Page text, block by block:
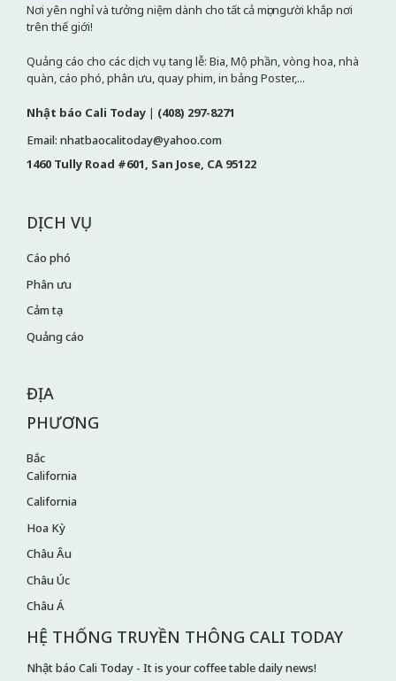
Nơi yên nghỉ và tưởng niệm dành cho tất cả mọi người khắp nơi
trên thế giới!
Quảng cáo cho các dịch vụ tang lễ: Bia, Mộ phần, vòng hoa, nhà
quàn, cáo phó, phân ưu, quay phim, in bảng Poster,...
Nhật báo Cali Today | (408) 297-8271
Email: nhatbaocalitoday@yahoo.com
1460 Tully Road #601, San Jose, CA 95122
DỊCH VỤ
Cáo phó
Phân ưu
Cảm tạ
Quảng cáo
ĐỊA
PHƯƠNG
Bắc
California
California
Hoa Kỳ
Châu Âu
Châu Úc
Châu Á
HỆ THỐNG TRUYỀN THÔNG CALI TODAY
Nhật báo Cali Today - It is your coffee table daily news!